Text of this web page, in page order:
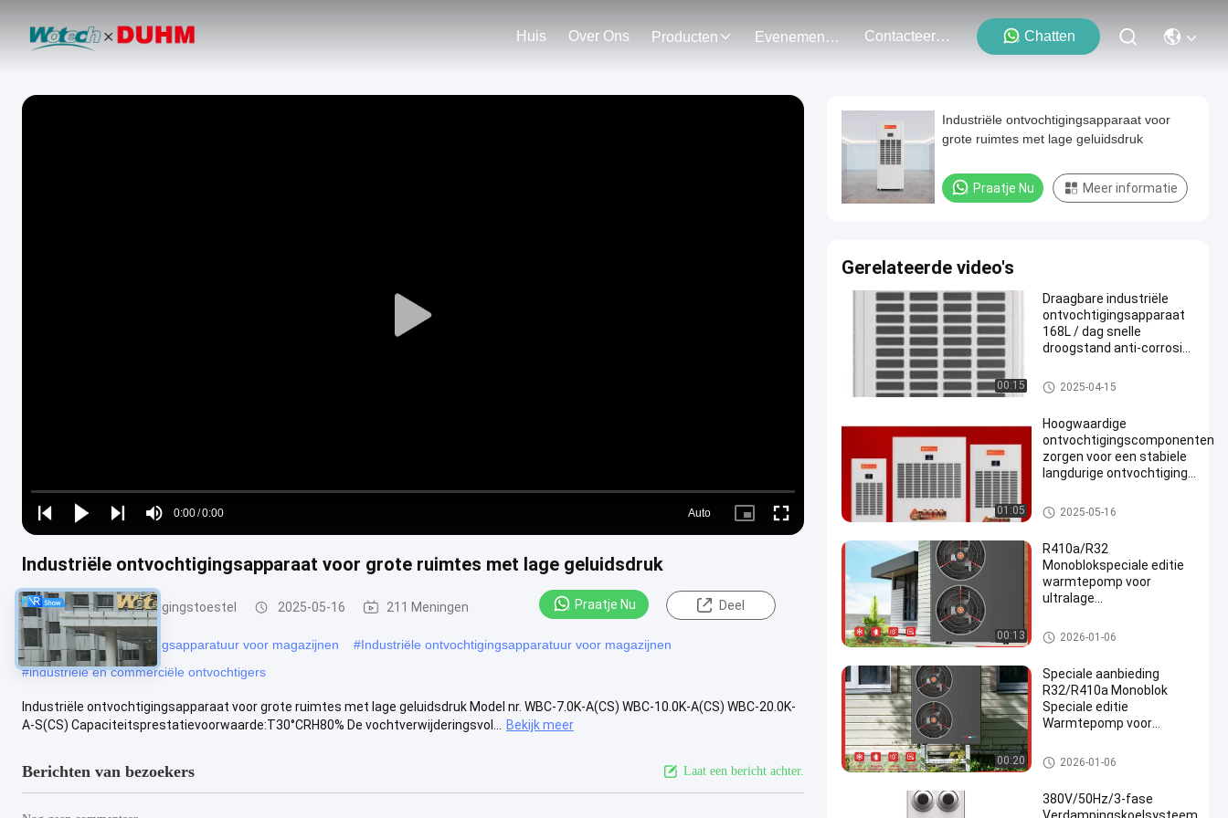
Huis Over Ons Producten Evenementen Contacteer Ons Chatten
Play
Play
Play
Play
Mute
Time
0:00/0:00
Loaded:
0%
Auto
Picture- Fullscreen
Industriële ontvochtigingsapparaat voor grote ruimtes met lage geluidsdruk
industrieel ontvochtigingstoestel 2025-05-16 211 Meningen Praatje Nu Deel
#industriële ontvochtigingsapparatuur voor magazijnen #Industriële ontvochtigingsapparatuur voor magazijnen
#industriële en commerciële ontvochtigers
Industriële ontvochtigingsapparaat voor grote ruimtes met lage geluidsdruk Model nr. WBC-7.0K-A(CS) WBC-10.0K-A(CS) WBC-20.0K-
A-S(CS) Capaciteitsprestatievoorwaarde:T30°CRH80% De vochtverwijderingsvol...
Bekijk meer
Berichten van bezoekers Laat een bericht achter.
Industriële ontvochtigingsapparaat voor
grote ruimtes met lage geluidsdruk
Praatje Nu Meer informatie
Gerelateerde video's
00:15
Draagbare industriële
ontvochtigingsapparaat
168L / dag snelle
droogstand anti-corrosie
opslagruimten
industrieel ontvochtigingstoes
tel
2025-04-15
01:05
Hoogwaardige
ontvochtigingscomponenten
zorgen voor een stabiele
langdurige ontvochtiging
industrieel ontvochtigingstoestel
2025-05-16
00:13
R410a/R32
Monoblokspeciale editie
warmtepomp voor
ultralage
in de winter
R32 Inverter Monoblock Heat P
ump
2026-01-06
00:20
Speciale aanbieding
R32/R410a Monoblok
Speciale editie
Warmtepomp voor
R32 Inverter Monoblock Heat P
ump
2026-01-06
380V/50Hz/3-fase